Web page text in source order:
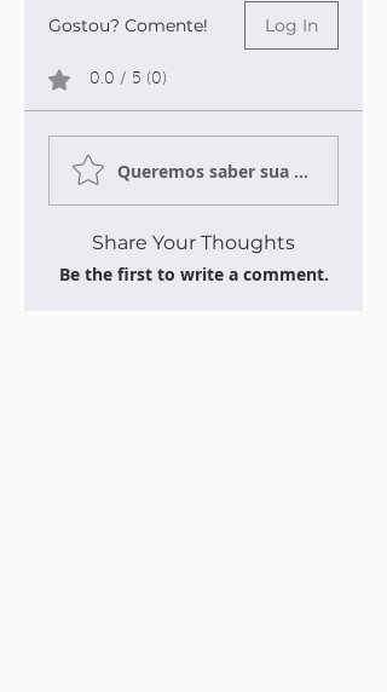
Gostou? Comente! Log In
0.0 / 5 (0)
Queremos saber sua opinião
Share Your Thoughts
Be the first to write a comment.